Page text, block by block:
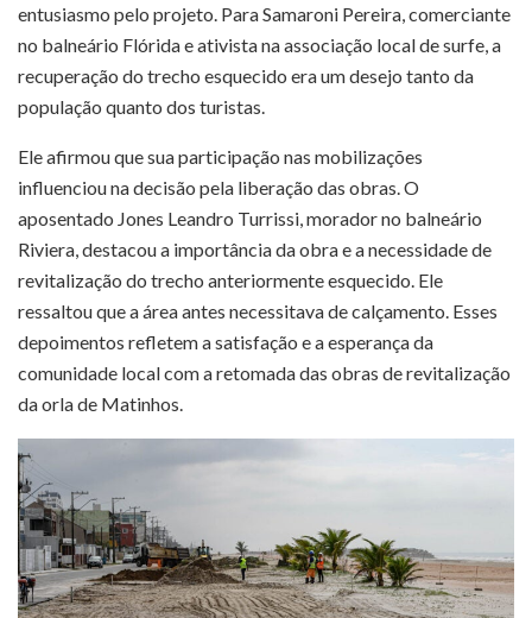
entusiasmo pelo projeto. Para Samaroni Pereira, comerciante
no balneário Flórida e ativista na associação local de surfe, a
recuperação do trecho esquecido era um desejo tanto da
população quanto dos turistas.
Ele afirmou que sua participação nas mobilizações
influenciou na decisão pela liberação das obras. O
aposentado Jones Leandro Turrissi, morador no balneário
Riviera, destacou a importância da obra e a necessidade de
revitalização do trecho anteriormente esquecido. Ele
ressaltou que a área antes necessitava de calçamento. Esses
depoimentos refletem a satisfação e a esperança da
comunidade local com a retomada das obras de revitalização
da orla de Matinhos.